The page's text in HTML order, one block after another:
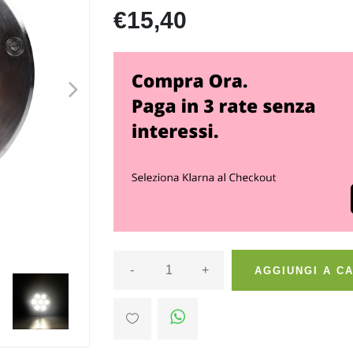
>
€15,40
- + AGGIUNGI A